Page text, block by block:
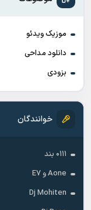
موزیک ویدئو
دانلود مداحی
بزودی
خوانندگان
۰۱۱۱ بند
Aone و E7
Dj Mohiten